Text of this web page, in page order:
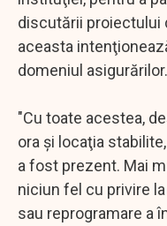
discutării proiectului
aceasta
domeniul asigurărilor.
"Cu toate acestea,
ora şi locaţia
a fost prezent. Mai
niciun fel cu privire
sau reprogramare a